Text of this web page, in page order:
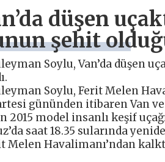
düşen
şehit
Soylu, Van’da düşen
Soylu, Ferit Melen
gününden itibaren Van
2015 model insanlı keşif
saat 18.35 sularında
Melen Havalimanı’ndan